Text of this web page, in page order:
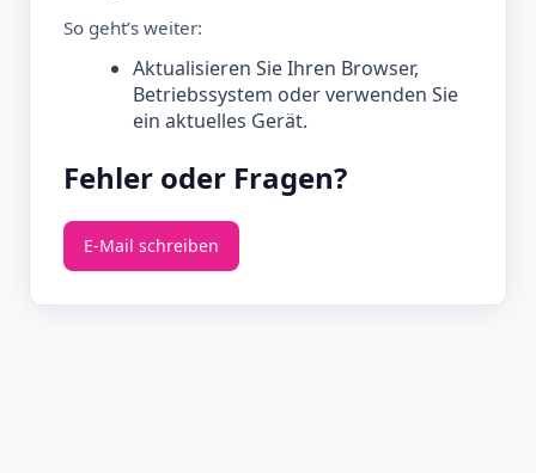
So geht’s weiter:
Aktualisieren Sie Ihren Browser,
Betriebssystem oder verwenden Sie
ein aktuelles Gerät.
Fehler oder Fragen?
E‑Mail schreiben